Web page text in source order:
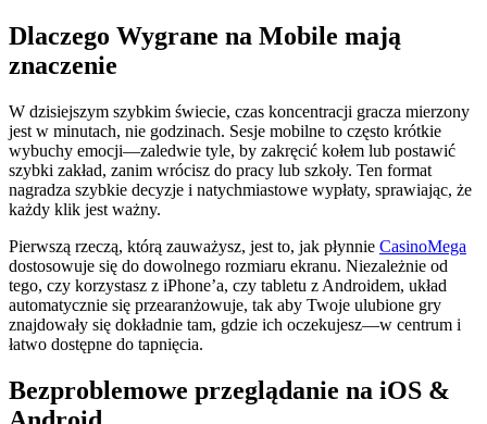
Dlaczego Wygrane na Mobile mają
znaczenie
W dzisiejszym szybkim świecie, czas koncentracji gracza mierzony
jest w minutach, nie godzinach. Sesje mobilne to często krótkie
wybuchy emocji—zaledwie tyle, by zakręcić kołem lub postawić
szybki zakład, zanim wrócisz do pracy lub szkoły. Ten format
nagradza szybkie decyzje i natychmiastowe wypłaty, sprawiając, że
każdy klik jest ważny.
Pierwszą rzeczą, którą zauważysz, jest to, jak płynnie CasinoMega
dostosowuje się do dowolnego rozmiaru ekranu. Niezależnie od
tego, czy korzystasz z iPhone’a, czy tabletu z Androidem, układ
automatycznie się przearanżowuje, tak aby Twoje ulubione gry
znajdowały się dokładnie tam, gdzie ich oczekujesz—w centrum i
łatwo dostępne do tapnięcia.
Bezproblemowe przeglądanie na iOS &